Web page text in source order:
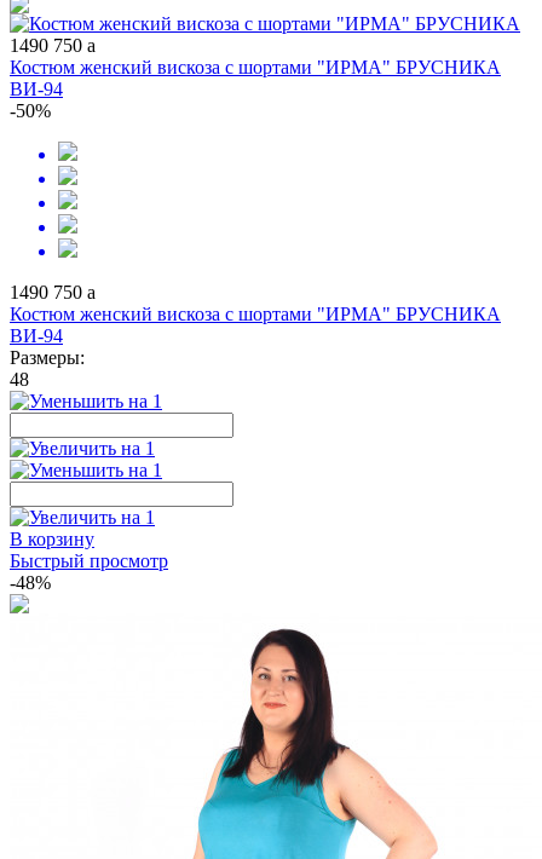
1490 750 a
Костюм женский вискоза с шортами "ИРМА" БРУСНИКА
ВИ-94
-50%
1490 750 a
Костюм женский вискоза с шортами "ИРМА" БРУСНИКА
ВИ-94
Размеры:
48
В корзину
Быстрый просмотр
-48%